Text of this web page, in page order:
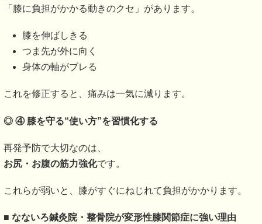
「膝に負担がかかる動きのクセ」があります。
膝を伸ばしきる
つま先が外に向く
身体の軸がブレる
これを修正すると、痛みは一気に減ります。
◎ ④ 膝を守る“使い方”を習慣化する
再発予防で大切なのは、
お尻・お腹の筋力強化です。
これらが弱いと、膝がすぐにねじれて負担がかかります。
■ なないろ鍼灸院・整骨院が変形性膝関節症に強い理由